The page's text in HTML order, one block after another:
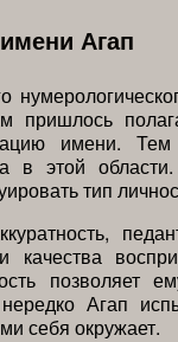
Агап
пришлось
имени.
в этой
тип
качества
позволяет
Агап
себя окружает.